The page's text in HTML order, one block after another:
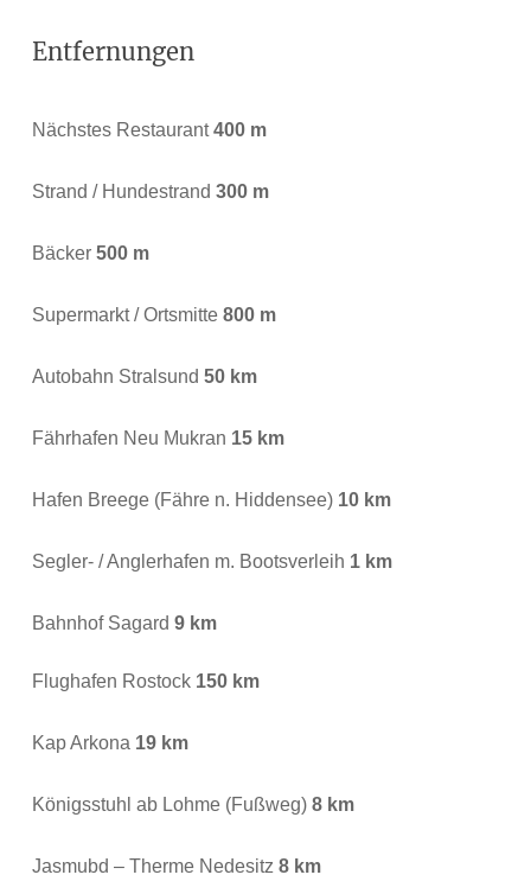
Entfernungen
Nächstes Restaurant400 m
Strand / Hundestrand 300 m
Bäcker 500 m
Supermarkt / Ortsmitte 800 m
Autobahn Stralsund 50 km
Fährhafen Neu Mukran 15 km
Hafen Breege (Fähre n. Hiddensee)10 km
Segler- / Anglerhafen m. Bootsverleih 1 km
Bahnhof Sagard 9 km
Flughafen Rostock 150 km
Kap Arkona 19 km
Königsstuhl ab Lohme (Fußweg) 8 km
Jasmubd – Therme Nedesitz 8 km